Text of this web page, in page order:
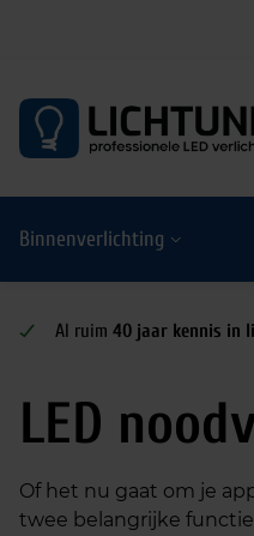
Binnenverlichting
Al ruim 40 jaar kennis in
LED
Of het nu gaat om je
twee belangrijke